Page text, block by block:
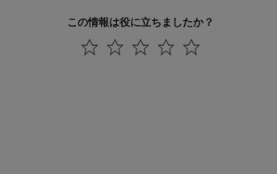
この情報は役に立ちましたか？